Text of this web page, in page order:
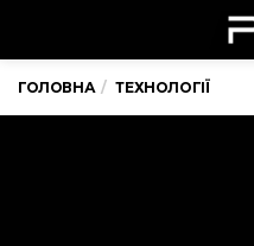
ГОЛОВНА ТЕХНОЛОГІЇ